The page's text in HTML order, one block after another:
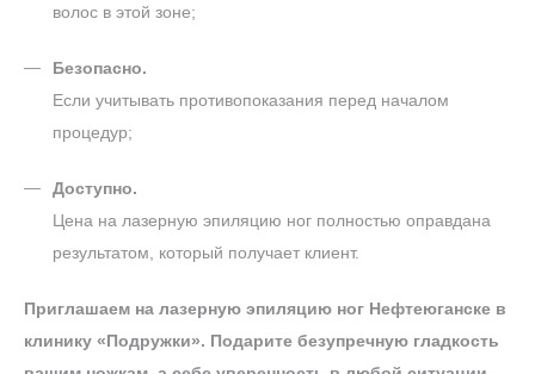
волос в этой зоне;
Безопасно.
Если учитывать противопоказания перед началом
процедур;
Доступно.
Цена на лазерную эпиляцию ног полностью оправдана
результатом, который получает клиент.
Приглашаем на лазерную эпиляцию ног Нефтеюганске в
клинику «Подружки». Подарите безупречную гладкость